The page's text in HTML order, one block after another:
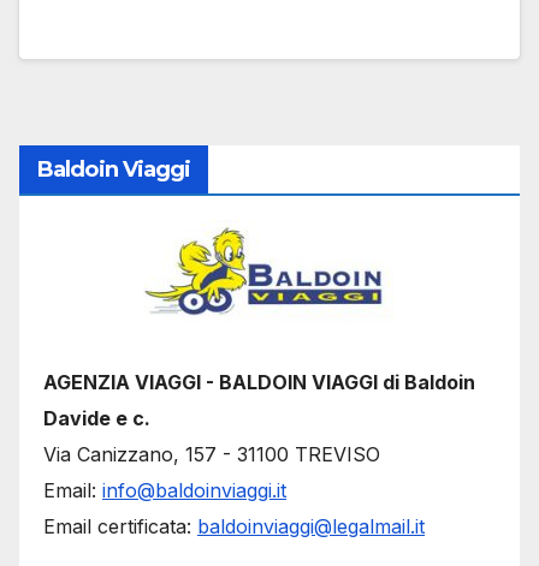
Baldoin Viaggi
AGENZIA VIAGGI - BALDOIN VIAGGI di Baldoin
Davide e c.
Via Canizzano, 157 - 31100 TREVISO
Email: info@baldoinviaggi.it
Email certificata: baldoinviaggi@legalmail.it